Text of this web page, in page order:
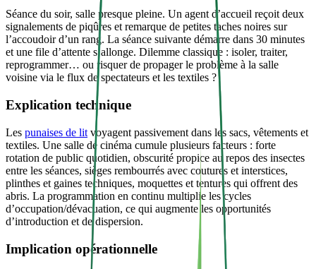
Séance du soir, salle presque pleine. Un agent d’accueil reçoit deux
signalements de piqûres et remarque de petites taches noires sur
l’accoudoir d’un rang. La séance suivante démarre dans 30 minutes
et une file d’attente s’allonge. Dilemme classique : isoler, traiter,
reprogrammer… ou risquer de propager le problème à la salle
voisine via le flux de spectateurs et les textiles ?
Explication technique
Les punaises de lit voyagent passivement dans les sacs, vêtements et
textiles. Une salle de cinéma cumule plusieurs facteurs : forte
rotation de public quotidien, obscurité propice au repos des insectes
entre les séances, sièges rembourrés avec coutures et interstices,
plinthes et gaines techniques, moquettes et tentures qui offrent des
abris. La programmation en continu multiplie les cycles
d’occupation/dévacuation, ce qui augmente les opportunités
d’introduction et de dispersion.
Implication opérationnelle